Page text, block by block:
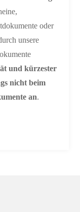
oder
unsere
und kürzester
nicht beim
an.